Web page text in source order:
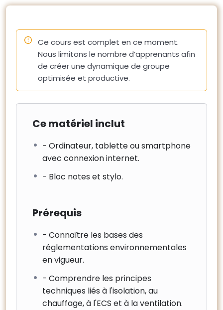
– Les conditions de travail (sécurité, cantonnement).
– La continuité de service, travaux en site occupé et
impacts des travaux sur la négociation des nouveaux
contrats.
– L’information des parties prenantes
Ce cours est complet en ce moment.
Nous limitons le nombre d’apprenants afin
de créer une dynamique de groupe
optimisée et productive.
Ce matériel inclut
- Ordinateur, tablette ou smartphone
avec connexion internet.
- Bloc notes et stylo.
Prérequis
- Connaître les bases des
réglementations environnementales
en vigueur.
- Comprendre les principes
techniques liés à l'isolation, au
chauffage, à l'ECS et à la ventilation.